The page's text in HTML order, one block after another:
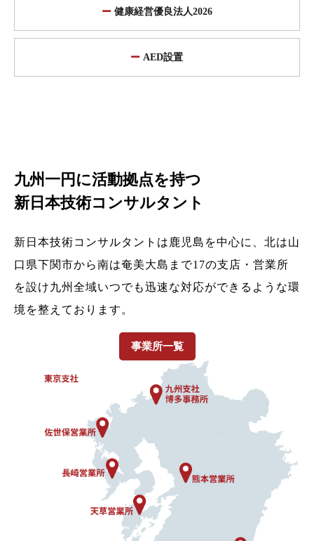
健康経営優良法人2026
AED設置
九州一円に活動拠点を持つ
新日本技術コンサルタント
新日本技術コンサルタントは鹿児島を中心に、北は山
口県下関市から南は奄美大島まで17の支店・営業所
を設け九州全域いつでも迅速な対応ができるような環
境を整えております。
事業所一覧